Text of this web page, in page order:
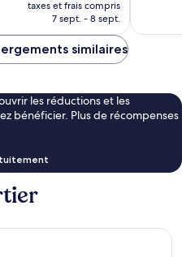
prix
de
taxes et frais compris
7 sept. - 8 sept.
similaires
les réductions et les
bénéficier. Plus de récompenses